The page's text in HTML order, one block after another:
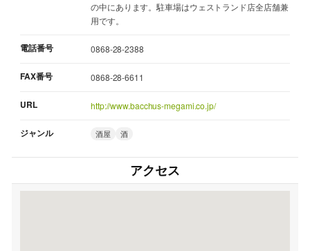
の中にあります。駐車場はウェストランド店全店舗兼
用です。
電話番号 0868-28-2388
FAX番号 0868-28-6611
URL http://www.bacchus-megami.co.jp/
ジャンル 酒屋 酒
アクセス